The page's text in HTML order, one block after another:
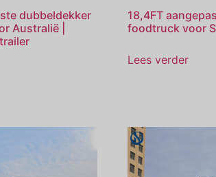
dubbeldekker
Australië |
18,4FT
foodtruck voor
Lees verder